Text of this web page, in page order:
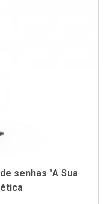
senhas "A Sua